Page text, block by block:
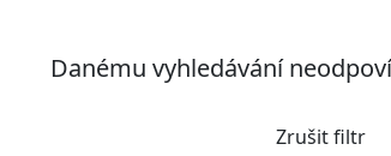
Danému vyhledávání
Zrušit filtr